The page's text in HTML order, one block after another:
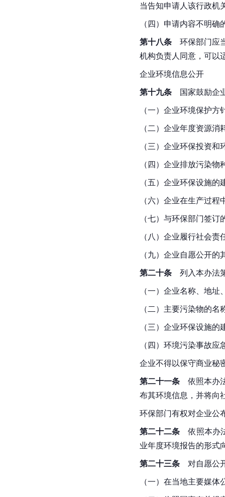
当告知申请人该行政机
（四）申请内容不明
第十八条 环保部门应
机构负责人同意，可以
企业环境信息公开
第十九条 国家鼓励企
（一）企业环境保护
（二）企业年度资源消
（三）企业环保投资
（四）企业排放污染
（五）企业环保设施
（六）企业在生产过
（七）与环保部门签
（八）企业履行社会责
（九）企业自愿公开的
第二十条 列入本办法
（一）企业名称、地址
（二）主要污染物的
（三）企业环保设施
（四）环境污染事故应
企业不得以保守商业秘
第二十一条 依照本办
布其环境信息，并将向
环保部门有权对企业公
第二十二条 依照本办
业年度环境报告的形式
第二十三条 对自愿公
（一）在当地主要媒体